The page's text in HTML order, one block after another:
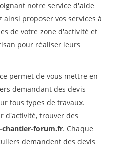
notre service d'aide
proposer vos services à
de votre zone d'activité et
pour réaliser leurs
permet de vous mettre en
demandant des devis
tous types de travaux.
d'activité, trouver des
chantier-forum.fr. Chaque
demandent des devis